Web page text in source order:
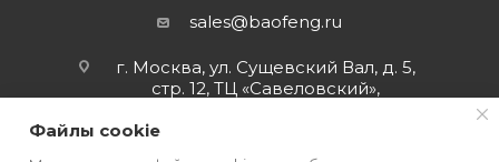
sales@baofeng.ru
г. Москва, ул. Сущевский Вал, д. 5,
стр. 12, ТЦ «Савеловский»,
Файлы cookie